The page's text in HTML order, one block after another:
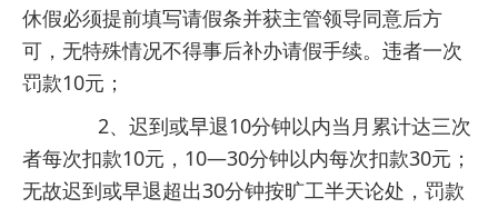
休假必须提前填写请假条并获主管领导同意后方
可，无特殊情况不得事后补办请假手续。违者一次
罚款10元；
2、迟到或早退10分钟以内当月累计达三次
者每次扣款10元，10—30分钟以内每次扣款30元；
无故迟到或早退超出30分钟按旷工半天论处，罚款